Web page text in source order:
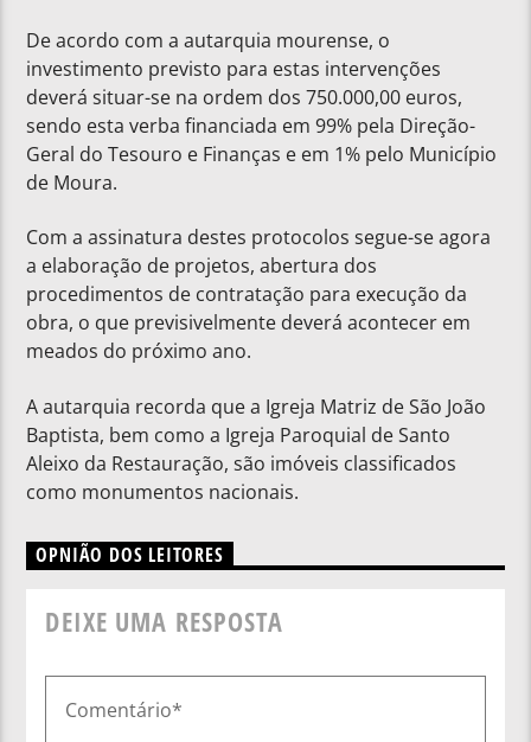
De acordo com a autarquia mourense, o
investimento previsto para estas intervenções
deverá situar-se na ordem dos 750.000,00 euros,
sendo esta verba financiada em 99% pela Direção-
Geral do Tesouro e Finanças e em 1% pelo Município
de Moura.
Com a assinatura destes protocolos segue-se agora
a elaboração de projetos, abertura dos
procedimentos de contratação para execução da
obra, o que previsivelmente deverá acontecer em
meados do próximo ano.
A autarquia recorda que a Igreja Matriz de São João
Baptista, bem como a Igreja Paroquial de Santo
Aleixo da Restauração, são imóveis classificados
como monumentos nacionais.
OPNIÃO DOS LEITORES
DEIXE UMA RESPOSTA